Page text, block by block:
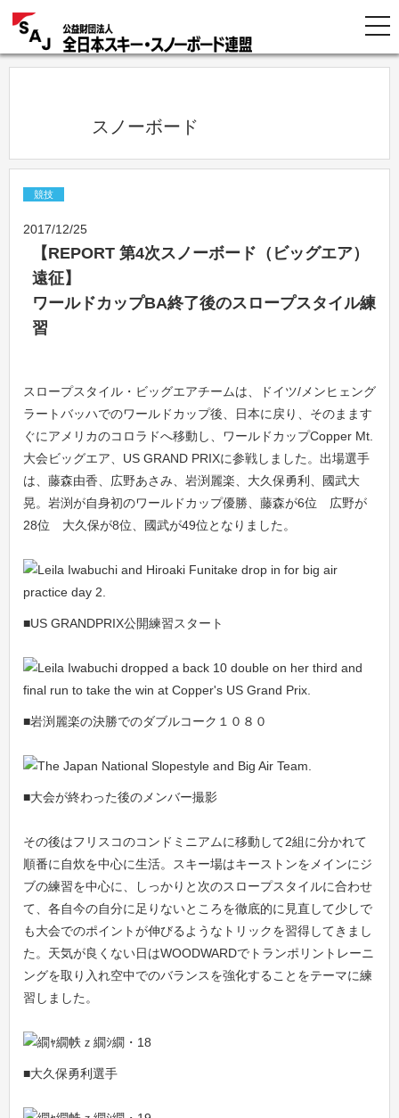
            スノーボード
競技
2017/12/25
【REPORT 第4次スノーボード（ビッグエア）
遠征】
ワールドカップBA終了後のスロープスタイル練
習
スロープスタイル・ビッグエアチームは、ドイツ/メンヒェング
ラートバッハでのワールドカップ後、日本に戻り、そのまます
ぐにアメリカのコロラドへ移動し、ワールドカップCopper Mt.
大会ビッグエア、US GRAND PRIXに参戦しました。出場選手
は、藤森由香、広野あさみ、岩渕麗楽、大久保勇利、國武大
晃。岩渕が自身初のワールドカップ優勝、藤森が6位 広野が
28位 大久保が8位、國武が49位となりました。
■US GRANDPRIX公開練習スタート
■岩渕麗楽の決勝でのダブルコーク１０８０
■大会が終わった後のメンバー撮影
その後はフリスコのコンドミニアムに移動して2組に分かれて
順番に自炊を中心に生活。スキー場はキーストンをメインにジ
ブの練習を中心に、しっかりと次のスロープスタイルに合わせ
て、各自今の自分に足りないところを徹底的に見直して少しで
も大会でのポイントが伸びるようなトリックを習得してきまし
た。天気が良くない日はWOODWARDでトランポリントレーニ
ングを取り入れ空中でのバランスを強化することをテーマに練
習しました。
■大久保勇利選手